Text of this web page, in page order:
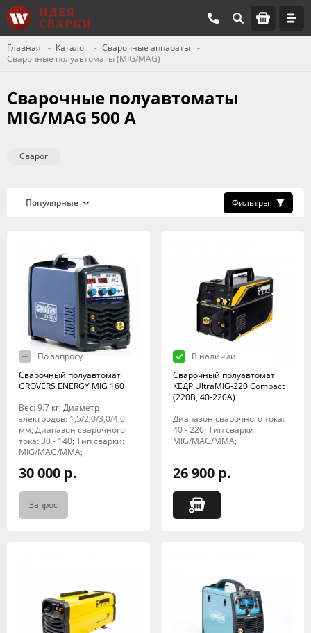
Главная Каталог
Сварочные аппараты
Сварочные полуавтоматы (MIG/MAG)
Сварочные полуавтоматы
MIG/MAG 500 А
Сварог
Фильтры
По запросу
Сварочный полуавтомат
GROVERS ENERGY MIG 160
Вес: 9.7 кг; Диаметр
электродов: 1,5/2,0/3,0/4,0
мм; Диапазон сварочного
тока: 30 - 140; Тип сварки:
MIG/MAG/MMA;
30 000 р.
Запрос
В наличии
Сварочный полуавтомат
КЕДР UltraMIG-220 Compact
(220B, 40-220A)
Диапазон сварочного тока:
40 - 220; Тип сварки:
MIG/MAG/MMA;
26 900 р.